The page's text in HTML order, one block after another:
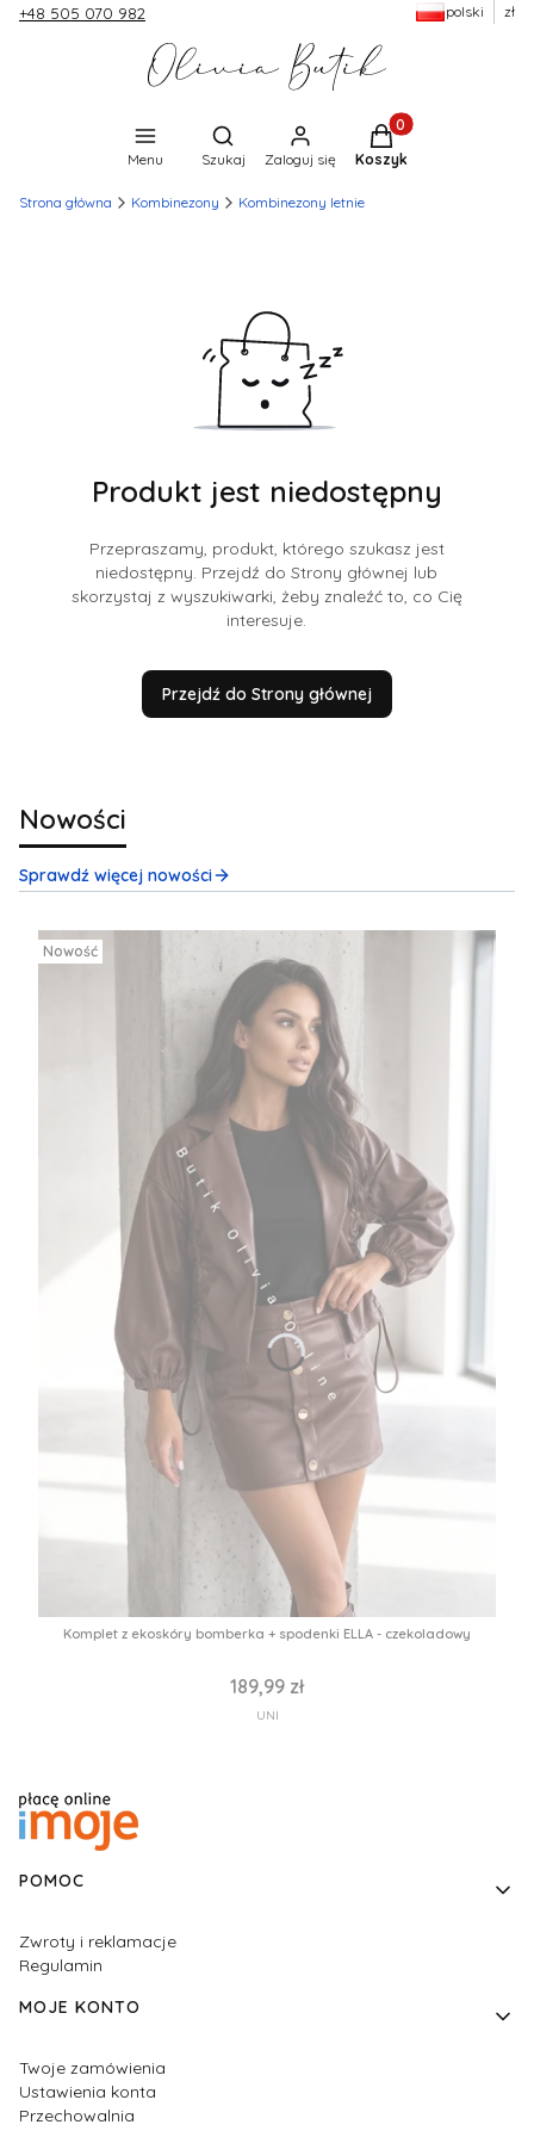
+48 505 070 982 polski zł
Menu
Otwórz wyszukiwarkę
Szukaj Zaloguj się
Produkty w
Koszyk
Strona główna Kombinezony Kombinezony letnie
Produkt jest niedostępny
Przepraszamy, produkt, którego szukasz jest
niedostępny. Przejdź do Strony głównej lub
skorzystaj z wyszukiwarki, żeby znaleźć to, co Cię
interesuje.
Przejdź do Strony głównej
Nowości
Sprawdź więcej nowości
Nowość
Komplet z ekoskóry bomberka + spodenki ELLA - czekoladowy
189,99 zł
UNI
Linki w stopce
POMOC
Zwroty i reklamacje
Regulamin
MOJE KONTO
Twoje zamówienia
Ustawienia konta
Przechowalnia